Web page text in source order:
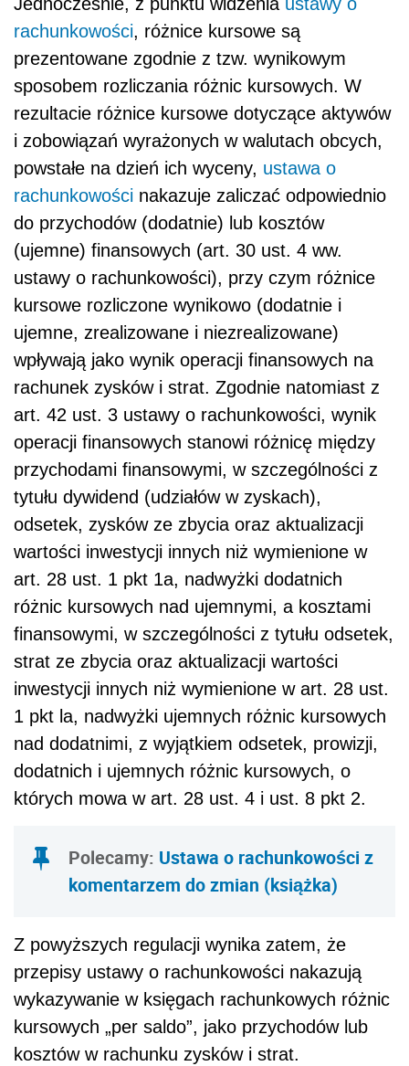
rachunkowości, różnice kursowe są
prezentowane zgodnie z tzw. wynikowym
sposobem rozliczania różnic kursowych. W
rezultacie różnice kursowe dotyczące aktywów
i zobowiązań wyrażonych w walutach obcych,
powstałe na dzień ich wyceny, ustawa o
rachunkowości nakazuje zaliczać odpowiednio
do przychodów (dodatnie) lub kosztów
(ujemne) finansowych (art. 30 ust. 4 ww.
ustawy o rachunkowości), przy czym różnice
kursowe rozliczone wynikowo (dodatnie i
ujemne, zrealizowane i niezrealizowane)
wpływają jako wynik operacji finansowych na
rachunek zysków i strat. Zgodnie natomiast z
art. 42 ust. 3 ustawy o rachunkowości, wynik
operacji finansowych stanowi różnicę między
przychodami finansowymi, w szczególności z
tytułu dywidend (udziałów w zyskach),
odsetek, zysków ze zbycia oraz aktualizacji
wartości inwestycji innych niż wymienione w
art. 28 ust. 1 pkt 1a, nadwyżki dodatnich
różnic kursowych nad ujemnymi, a kosztami
finansowymi, w szczególności z tytułu odsetek,
strat ze zbycia oraz aktualizacji wartości
inwestycji innych niż wymienione w art. 28 ust.
1 pkt la, nadwyżki ujemnych różnic kursowych
nad dodatnimi, z wyjątkiem odsetek, prowizji,
dodatnich i ujemnych różnic kursowych, o
których mowa w art. 28 ust. 4 i ust. 8 pkt 2.
Polecamy: Ustawa o rachunkowości z
komentarzem do zmian (książka)
Z powyższych regulacji wynika zatem, że
przepisy ustawy o rachunkowości nakazują
wykazywanie w księgach rachunkowych różnic
kursowych „per saldo”, jako przychodów lub
kosztów w rachunku zysków i strat.